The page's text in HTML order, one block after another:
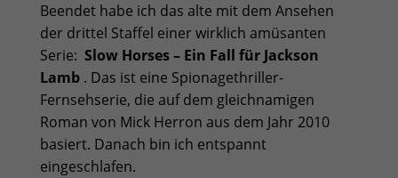
Beendet habe ich das alte mit dem Ansehen
der drittel Staffel einer wirklich amüsanten
Serie: Slow Horses – Ein Fall für Jackson
Lamb. Das ist eine Spionagethriller-
Fernsehserie, die auf dem gleichnamigen
Roman von Mick Herron aus dem Jahr 2010
basiert. Danach bin ich entspannt
eingeschlafen.